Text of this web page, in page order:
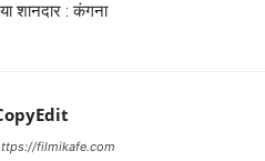
शानदार : कंगना
filmikafe.com